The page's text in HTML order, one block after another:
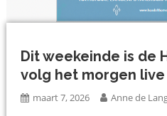
Dit weekeinde is de
volg het morgen live
maart 7, 2026 Anne de